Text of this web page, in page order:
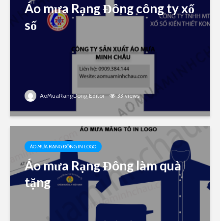
Áo mưa Rạng Đông công ty xổ
số
AoMuaRangDong Editor 33 views
ÁO MƯA RẠNG ĐÔNG IN LOGO
Áo mưa Rạng Đông làm quà
tặng